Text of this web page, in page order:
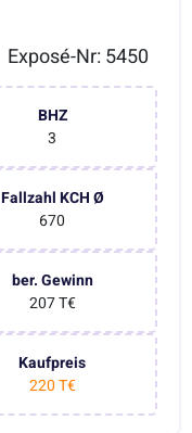
Exposé-Nr: 5450
BHZ
3
Fallzahl KCH Ø
670
ber. Gewinn
207 T€
Kaufpreis
220 T€